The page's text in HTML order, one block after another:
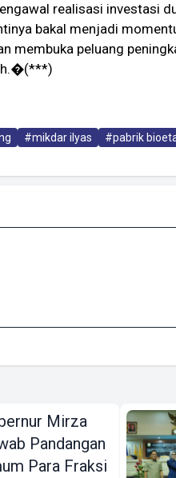
realisasi investasi
bakal menjadi
membuka peluang
#mikdar ilyas #pabrik
Mirza
Pandangan
Para Fraksi